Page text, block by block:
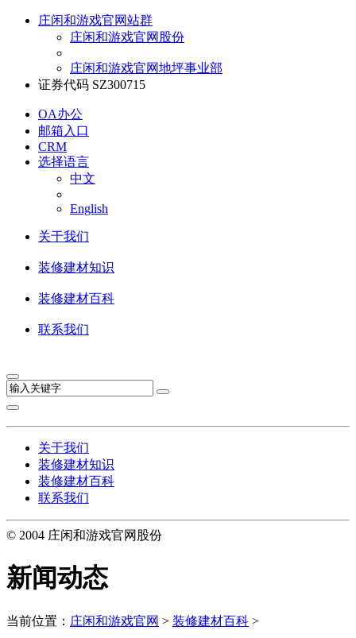
庄闲和游戏官网站群
庄闲和游戏官网股份
庄闲和游戏官网地坪事业部
证券代码 SZ300715
OA办公
邮箱入口
CRM
选择语言
中文
English
关于我们
装修建材知识
装修建材百科
联系我们
关于我们
装修建材知识
装修建材百科
联系我们
© 2004 庄闲和游戏官网股份
新闻动态
当前位置： 庄闲和游戏官网 > 装修建材百科 >